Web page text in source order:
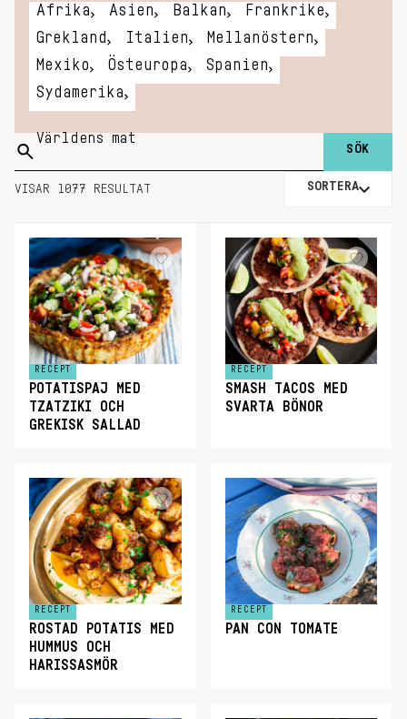
Afrika Asien Balkan
Frankrike
Grekland
Italien
Mellanöstern
Mexiko
Östeuropa
Spanien
Sydamerika
Sök
på:
VISAR 1077 RESULTAT SORTERA
RECEPT
POTATISPAJ MED
TZATZIKI OCH
GREKISK SALLAD
RECEPT
SMASH TACOS MED
SVARTA BÖNOR
RECEPT
ROSTAD POTATIS MED
HUMMUS OCH
HARISSASMÖR
RECEPT
PAN CON TOMATE